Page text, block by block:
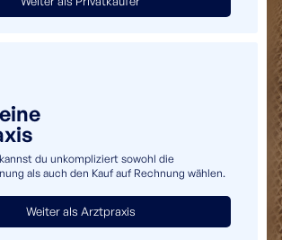
du unkompliziert sowohl die
als auch den Kauf auf Rechnung wählen.
Weiter als Arztpraxis